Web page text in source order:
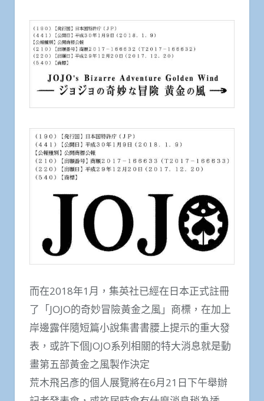
而在2018年1月，集英社已經在日本正式註冊
了「JOJO的奇妙冒險黃金之風」商標，在加上
岸邊露伴隨短篇小說集書書腰上提示的重大發
表，或許下個JOJO系列相關的特大消息就是動
畫第五部黃金之風製作決定
荒木飛呂彥的個人展覽將在6月21日下午舉辦